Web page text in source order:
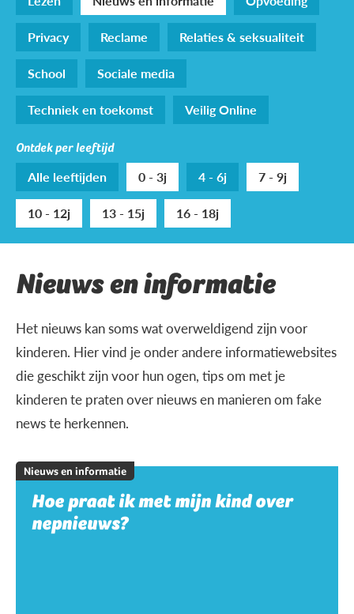
Privacy
Reclame
Relaties & seksualiteit
School
Sociale media
Techniek en toekomst
Veilig Online
Ontdek per leeftijd
Alle leeftijden 0 - 3j 4 - 6j
7 - 9j
10 - 12j
13 - 15j 16 - 18j
Nieuws en informatie
Het nieuws kan soms wat overweldigend zijn voor
kinderen. Hier vind je onder andere informatiewebsites
die geschikt zijn voor hun ogen, tips om met je
kinderen te praten over nieuws en manieren om fake
news te herkennen.
Nieuws en informatie
Hoe praat ik met mijn kind over
nepnieuws?